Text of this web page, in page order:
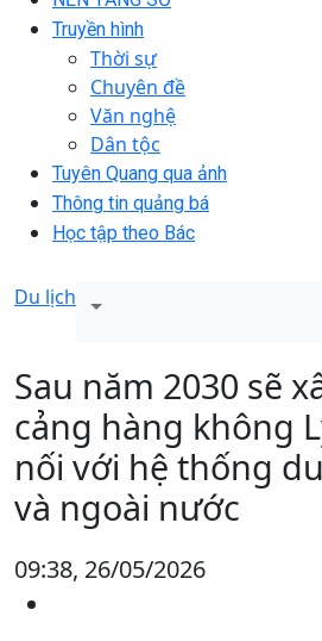
Truyền hình
Thời sự
Chuyên đề
Văn nghệ
Dân tộc
Tuyên Quang qua ảnh
Thông tin quảng bá
Học tập theo Bác
Du lịch
Sau năm 2030 sẽ
cảng hàng không
nối với hệ thống
và ngoài nước
09:38, 26/05/2026